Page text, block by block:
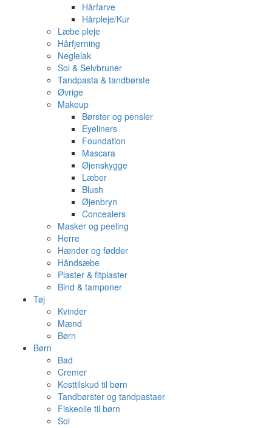
Hårfarve
Hårpleje/Kur
Læbe pleje
Hårfjerning
Neglelak
Sol & Selvbruner
Tandpasta & tandbørste
Øvrige
Makeup
Børster og pensler
Eyeliners
Foundation
Mascara
Øjenskygge
Læber
Blush
Øjenbryn
Concealers
Masker og peeling
Herre
Hænder og fødder
Håndsæbe
Plaster & fitplaster
Bind & tamponer
Tøj
Kvinder
Mænd
Børn
Børn
Bad
Cremer
Kosttilskud til børn
Tandbørster og tandpastaer
Fiskeolie til børn
Sol